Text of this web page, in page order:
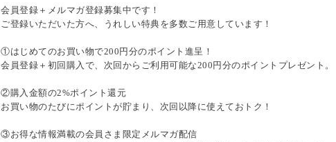
会員登録＋メルマガ登録募集中です！
ご登録いただいた方へ、うれしい特典を多数ご用意しています！
①はじめてのお買い物で200円分のポイント進呈！
会員登録＋初回購入で、次回からご利用可能な200円分のポイントプレゼント。
②購入金額の2%ポイント還元
お買い物のたびにポイントが貯まり、次回以降に使えておトク！
③お得な情報満載の会員さま限定メルマガ配信